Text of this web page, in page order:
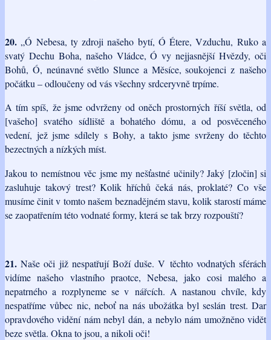
20. „Ó Nebesa, ty zdroji našeho bytí, Ó Étere, Vzduchu, Ruko a
svatý Dechu Boha, našeho Vládce, Ó vy nejjasnější Hvězdy, oči
Bohů, Ó, neúnavné světlo Slunce a Měsíce, soukojenci z našeho
počátku – odloučeny od vás všechny srdceryvně trpíme.
A tím spíš, že jsme odvrženy od oněch prostorných říší světla, od
[vašeho] svatého sídliště a bohatého dómu, a od posvěceného
vedení, jež jsme sdílely s Bohy, a takto jsme svrženy do těchto
bezectných a nízkých míst.
Jakou to nemístnou věc jsme my nešťastné učinily? Jaký [zločin] si
zasluhuje takový trest? Kolik hříchů čeká nás, proklaté? Co vše
musíme činit v tomto našem beznadějném stavu, kolik starostí máme
se zaopatřením této vodnaté formy, která se tak brzy rozpouští?
21. Naše oči již nespatřují Boží duše. V těchto vodnatých sférách
vidíme našeho vlastního praotce, Nebesa, jako cosi malého a
nepatrného a rozplyneme se v nářcích. A nastanou chvíle, kdy
nespatříme vůbec nic, neboť na nás ubožátka byl seslán trest. Dar
opravdového vidění nám nebyl dán, a nebylo nám umožněno vidět
beze světla. Okna to jsou, a nikoli oči!